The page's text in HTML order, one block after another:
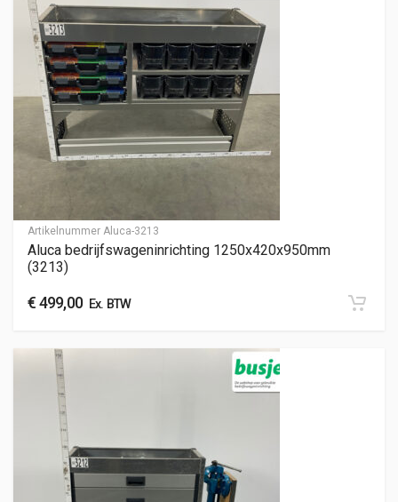
Artikelnummer Aluca-3213
Aluca bedrijfswageninrichting 1250x420x950mm
(3213)
€499,00Ex. BTW